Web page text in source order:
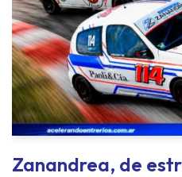
Zanandrea, de